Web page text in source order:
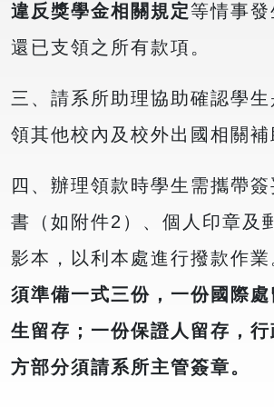
違反獎學金相關規定等情事
還已支領之所有款項。
三、請系所助理協助確認學
領其他校內及校外出國相關補
四、辦理領款時學生需攜帶
書（如附件2）、個人印章及
影本，以利本處進行撥款作業
須準備一式三份，一份國際
生留存；一份保證人留存，行
方部分須請系所主管簽章。